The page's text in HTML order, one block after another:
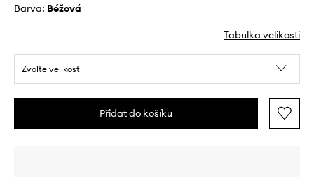
Barva: béžová
Tabulka velikosti
Zvolte velikost
Přidat do košíku